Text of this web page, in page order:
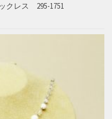
クレス 295-1751